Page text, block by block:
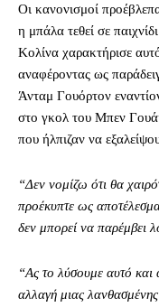
Οι κανονισμοί
η μπάλα τεθεί σε
Κολίνα χαρακτήρισε
αναφέροντας ως
Άνταμ Γουόρτον
στο γκολ του Μπεν
που ήλπιζαν να
“Δεν νομίζω ότι θα
προέκυπτε ως
δεν μπορεί να παρέμβει
“Ας το λύσουμε αυτό
αλλαγή μιας